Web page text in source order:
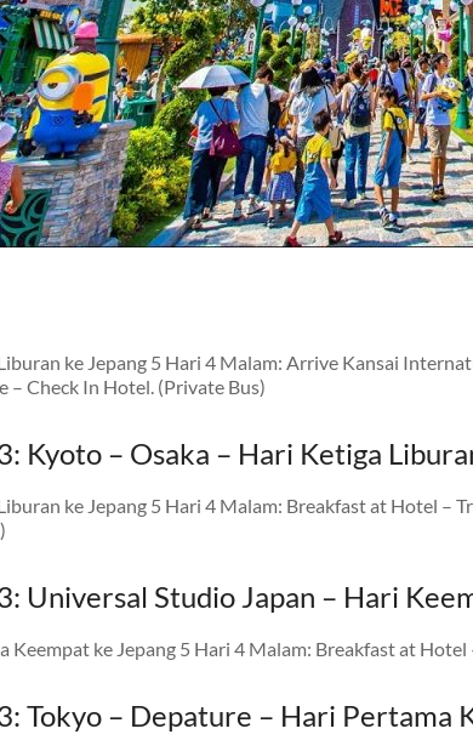
ke Jepang 5 Hari 4 Malam: Arrive Kansai
– Check In Hotel. (Private Bus)
Kyoto – Osaka – Hari Ketiga
ke Jepang 5 Hari 4 Malam: Breakfast at Hotel –
Universal Studio Japan – Hari
Keempat ke Jepang 5 Hari 4 Malam: Breakfast at
Tokyo – Depature – Hari Pertama